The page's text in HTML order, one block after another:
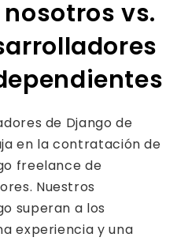
vs.
de Django de
en la contratación de
freelance de
Nuestros
superan a los
experiencia y una